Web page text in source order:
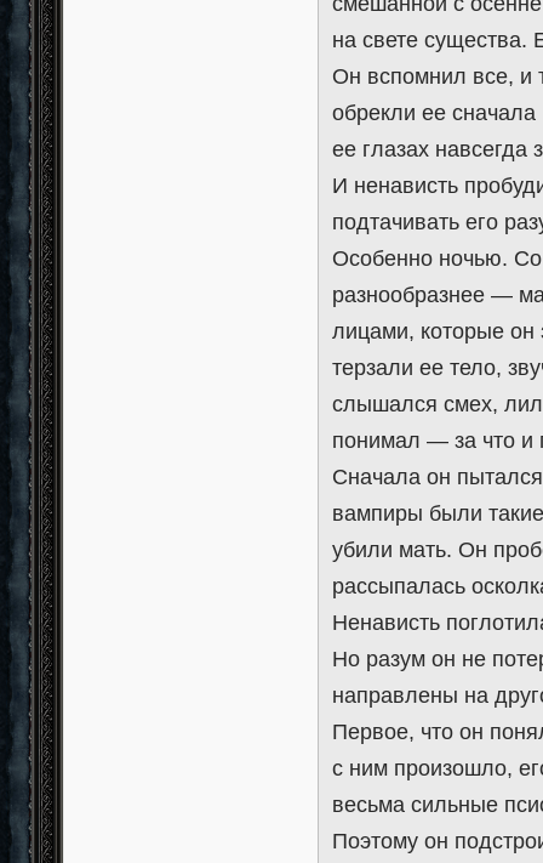
на свете существа.
Он вспомнил все, и
обрекли ее
ее глазах навсегда
И ненависть
подтачивать его
Особенно ночью.
разнообразнее —
лицами, которые он
терзали ее тело,
слышался смех,
понимал — за что и
Сначала он
вампиры были
убили мать. Он
рассыпалась
Ненависть
Но разум он не
направлены на
Первое, что он
с ним произошло,
весьма сильные
Поэтому он